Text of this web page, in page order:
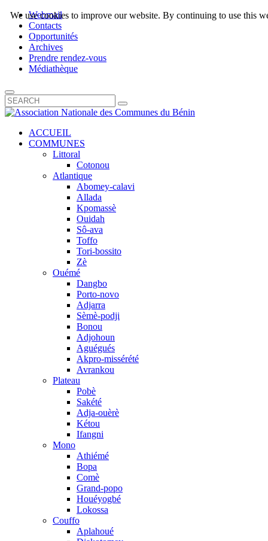
Webmail
Contacts
Opportunités
Archives
Prendre rendez-vous
Médiathèque
ACCUEIL
COMMUNES
Littoral
Cotonou
Atlantique
Abomey-calavi
Allada
Kpomassè
Ouidah
Sô-ava
Toffo
Tori-bossito
Zè
Ouémé
Dangbo
Porto-novo
Adjarra
Sèmè-podji
Bonou
Adjohoun
Aguégués
Akpro-missérété
Avrankou
Plateau
Pobè
Sakété
Adja-ouèrè
Kétou
Ifangni
Mono
Athiémé
Bopa
Comè
Grand-popo
Houéyogbé
Lokossa
Couffo
Aplahoué
We use cookies to improve our website. By continuing to use this